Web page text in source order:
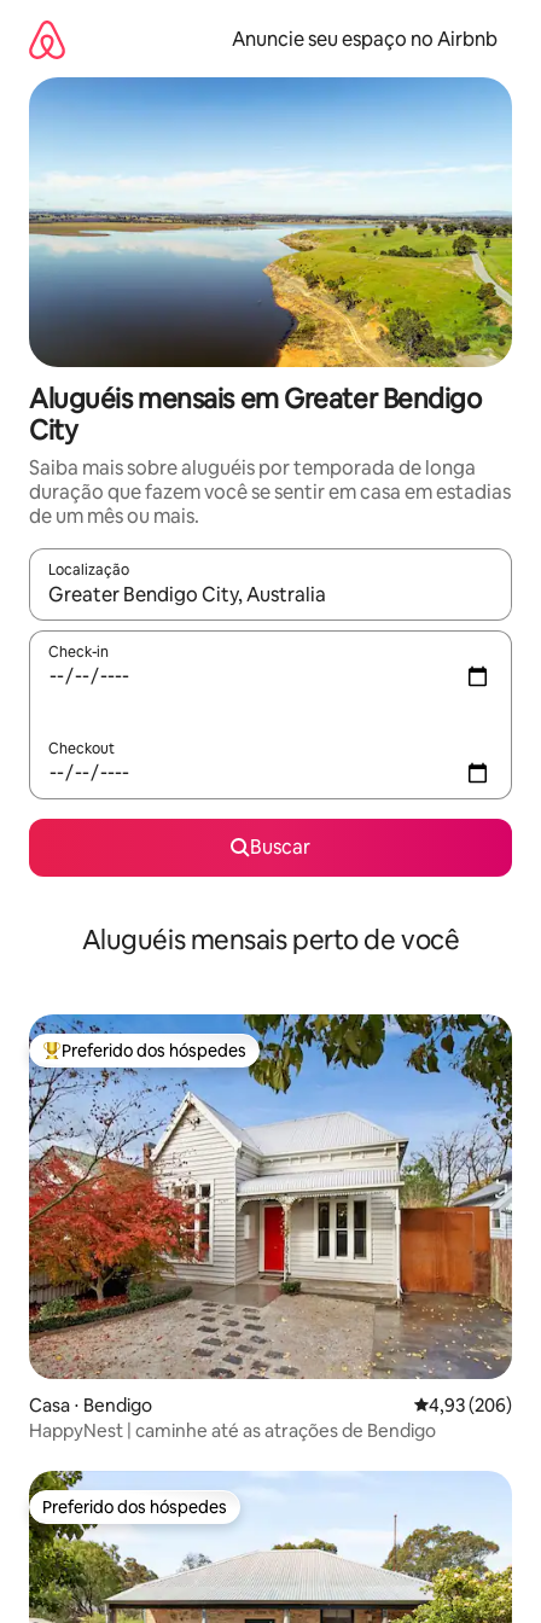
para
conteúdo
Anuncie seu espaço no Airbnb
Aluguéis mensais em Greater Bendigo
City
Saiba mais sobre aluguéis por temporada de longa
duração que fazem você se sentir em casa em estadias
de um mês ou mais.
Localização
Quando os resultados estiverem disponíveis, explore-os
Check-in
Checkout
Buscar
Aluguéis mensais perto de você
Entre os melhores preferidos dos hóspedes
Preferido dos hóspedes
Casa ⋅ Bendigo 4,93 de uma
4,93 (206)
HappyNest | caminhe até as atrações de Bendigo
Preferido dos hóspedes
Preferido dos hóspedes